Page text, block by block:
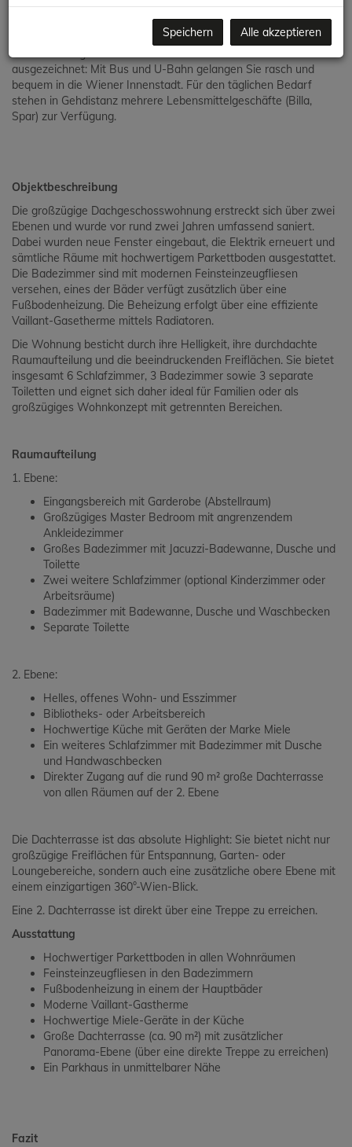
ausgezeichnet: Mit Bus und U-Bahn gelangen Sie rasch und
bequem in die Wiener Innenstadt. Für den täglichen Bedarf
stehen in Gehdistanz mehrere Lebensmittelgeschäfte (Billa,
Spar) zur Verfügung.
Objektbeschreibung
Die großzügige Dachgeschosswohnung erstreckt sich über zwei
Ebenen und wurde vor rund zwei Jahren umfassend saniert.
Dabei wurden neue Fenster eingebaut, die Elektrik erneuert und
sämtliche Räume mit hochwertigem Parkettboden ausgestattet.
Die Badezimmer sind mit modernen Feinsteinzeugfliesen
versehen, eines der Bäder verfügt zusätzlich über eine
Fußbodenheizung. Die Beheizung erfolgt über eine effiziente
Vaillant-Gasetherme mittels Radiatoren.
Die Wohnung besticht durch ihre Helligkeit, ihre durchdachte
Raumaufteilung und die beeindruckenden Freiflächen. Sie bietet
insgesamt 6 Schlafzimmer, 3 Badezimmer sowie 3 separate
Toiletten und eignet sich daher ideal für Familien oder als
großzügiges Wohnkonzept mit getrennten Bereichen.
Raumaufteilung
1. Ebene:
Eingangsbereich mit Garderobe (Abstellraum)
Großzügiges Master Bedroom mit angrenzendem
Ankleidezimmer
Großes Badezimmer mit Jacuzzi-Badewanne, Dusche und
Toilette
Zwei weitere Schlafzimmer (optional Kinderzimmer oder
Arbeitsräume)
Badezimmer mit Badewanne, Dusche und Waschbecken
Separate Toilette
2. Ebene:
Helles, offenes Wohn- und Esszimmer
Bibliotheks- oder Arbeitsbereich
Hochwertige Küche mit Geräten der Marke Miele
Ein weiteres Schlafzimmer mit Badezimmer mit Dusche
und Handwaschbecken
Direkter Zugang auf die rund 90 m² große Dachterrasse
von allen Räumen auf der 2. Ebene
Die Dachterrasse ist das absolute Highlight: Sie bietet nicht nur
großzügige Freiflächen für Entspannung, Garten- oder
Loungebereiche, sondern auch eine zusätzliche obere Ebene mit
einem einzigartigen 360°-Wien-Blick.
Eine 2. Dachterrasse ist direkt über eine Treppe zu erreichen.
Ausstattung
Hochwertiger Parkettboden in allen Wohnräumen
Feinsteinzeugfliesen in den Badezimmern
Fußbodenheizung in einem der Hauptbäder
Moderne Vaillant-Gastherme
Hochwertige Miele-Geräte in der Küche
Große Dachterrasse (ca. 90 m²) mit zusätzlicher
Panorama-Ebene (über eine direkte Treppe zu erreichen)
Ein Parkhaus in unmittelbarer Nähe
Fazit
Speichern Alle akzeptieren